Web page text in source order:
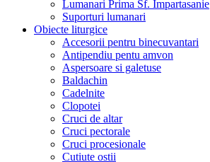
Lumanari Prima Sf. Impartasanie
Suporturi lumanari
Obiecte liturgice
Accesorii pentru binecuvantari
Antipendiu pentu amvon
Aspersoare si galetuse
Baldachin
Cadelnite
Clopotei
Cruci de altar
Cruci pectorale
Cruci procesionale
Cutiute ostii